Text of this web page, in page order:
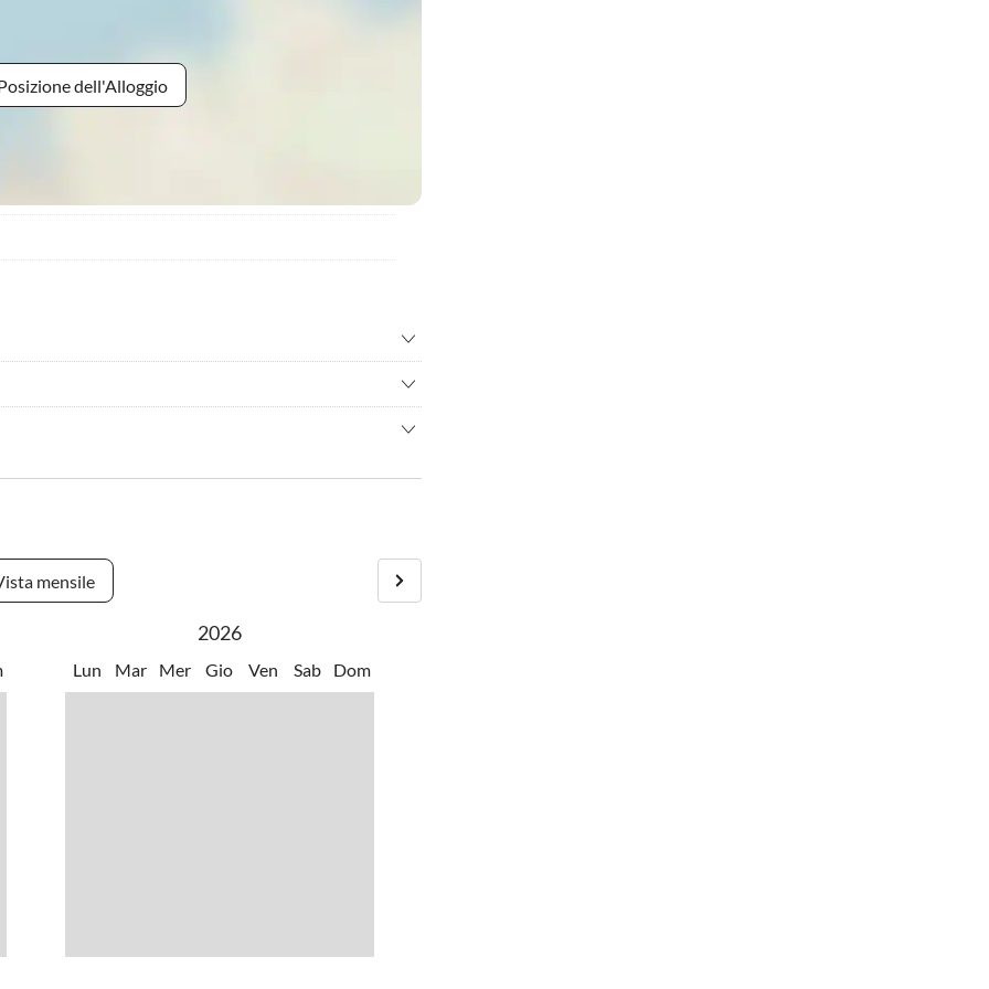
dell'Alloggio
• Pesca
gli amanti della natura, della tranquillitÃ e del relax.
la costa o a giri in bicicletta attraverso le dune. Nelle
dove potrai gustare piatti locali in ristoranti dall'atmosfera
mensile
2026
Lun Mar Mer Gio Ven Sab Dom